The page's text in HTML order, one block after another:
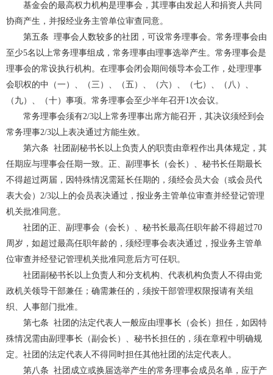
基金会的最高权力机构是理事会，其理事由发起人和捐资人共同
协商产生，并报经业务主管单位审查同意。
第五条 理事会人数较多的社团，可设常务理事会。常务理事会由
至少5名以上常务理事组成，常务理事由理事选举产生。常务理事会是
理事会的常设执行机构。在理事会闭会期间领导本会工作，处理理事
会职权的中（一）、（三）、（五）、（六）、（七）、（八）、
（九）、（十）事项。常务理事会至少半年召开1次会议。
常务理事会须有2/3以上常务理事出席方能召开，其决议须经到会
常务理事2/3以上表决通过方能生效。
第六条 社团副秘书长以上负责人的职责由章程作出具体规定，其
任期应与理事会任期一致。正、副理事长（会长）、秘书长任期最长
不得超过两届，因特殊情况需延长任期的，须经会员大会（或会员代
表大会） 2/3以上的会员表决通过，报业务主管单位审查并经登记管理
机关批准同意。
社团的正、副理事会（会长）、秘书长最高任职年龄不得超过70
周岁，如超过最高任职年龄的，须经理事会表决通过，报业务主管单
位审查并经登记管理机关批准同意后方可任职。
社团副秘书长以上负责人和分支机构、代表机构负责人不得由党
政机关领导干部兼任；确需兼任的，须按干部管理权限报请有关组
织、人事部门批准。
第七条 社团的法定代表人一般应由理事长（会长）担任，如因特
殊情况需由副理事长（副会长）、秘书长担任的，须在章程中明确规
定。社团的法定代表人不得同时担任其他社团的法定代表人。
第八条 社团成立或换届选举产生的常务理事会成员名单，应于产